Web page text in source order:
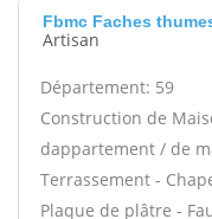
Fbmc Faches
Artisan
Département: 59
Construction de
dappartement / de
Terrassement -
Plaque de plâtre -